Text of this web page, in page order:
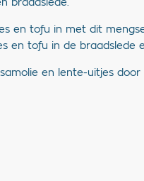
braadslede.
en tofu in met dit
en tofu in de braadslede
en lente-uitjes